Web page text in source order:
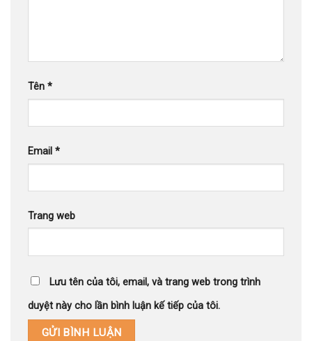
Tên *
Email *
Trang web
Lưu tên của tôi, email, và trang web trong trình
duyệt này cho lần bình luận kế tiếp của tôi.